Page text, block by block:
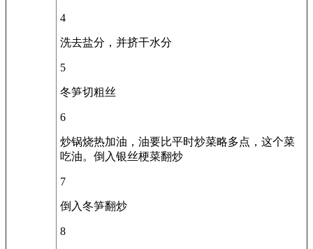
4
洗去盐分，并挤干水分
5
冬笋切粗丝
6
炒锅烧热加油，油要比平时炒菜略多点，这个菜
吃油。倒入银丝梗菜翻炒
7
倒入冬笋翻炒
8